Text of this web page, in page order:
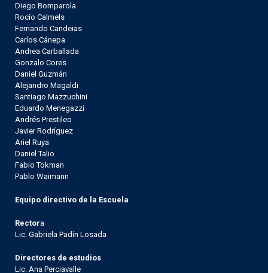
Diego Bomparola
Rocío Calmels
Fernando Candeias
Carlos Cánepa
Andrea Carballada
Gonzalo Cores
Daniel Guzmán
Alejandro Magaldi
Santiago Mazzuchini
Eduardo Menegazzi
Andrés Prestileo
Javier Rodríguez
Ariel Ruya
Daniel Talio
Fabio Tokman
Pablo Waimann
Equipo directivo de la Escuela
Rectora
Lic. Gabriela Padín Losada
Directores de estudios
Lic. Ana Perciavalle